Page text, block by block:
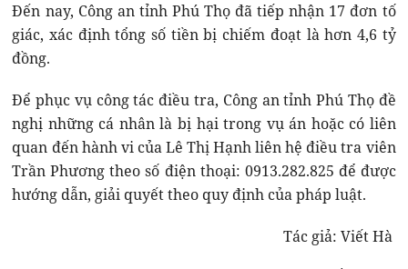
Đến nay, Công an tỉnh Phú Thọ đã tiếp nhận 17 đơn tố
giác, xác định tổng số tiền bị chiếm đoạt là hơn 4,6 tỷ
đồng.
Để phục vụ công tác điều tra, Công an tỉnh Phú Thọ đề
nghị những cá nhân là bị hại trong vụ án hoặc có liên
quan đến hành vi của Lê Thị Hạnh liên hệ điều tra viên
Trần Phương theo số điện thoại: 0913.282.825 để được
hướng dẫn, giải quyết theo quy định của pháp luật.
Tác giả: Viết Hà